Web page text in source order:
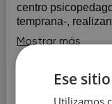
centro
temprana-,
participar en las
Mostrar más
Ese
Utilizamos